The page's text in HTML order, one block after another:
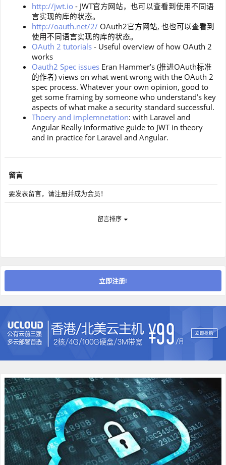
http://jwt.io - JWT官方网站，也可以查看到使用不同语
言实现的库的状态。
http://oauth.net/2/ OAuth2官方网站, 也也可以查看到
使用不同语言实现的库的状态。
OAuth 2 tutorials - Useful overview of how OAuth 2
works
Oauth2 Spec issues Eran Hammer’s (推进OAuth标准
的作者) views on what went wrong with the OAuth 2
spec process. Whatever your own opinion, good to
get some framing by someone who understand’s key
aspects of what make a security standard successful.
Thoery and implemnetation: with Laravel and
Angular Really informative guide to JWT in theory
and in practice for Laravel and Angular.
留言
要发表留言，请注册并成为会员！
留言排序
立即注册!